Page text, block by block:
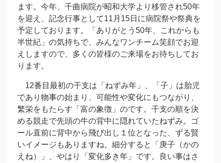
ます。今年、千曲病院が昭和大学より移管され50年
を迎え、記念行事として11月15日に病院祭や祭典を
予定しております。「ありがとう50年、これからも
半世紀」の気持ちで、みんなワンチーム笑顔でお迎
えしますので、多くの皆様のご来場をお待ちしてお
ります。
12番目最初の干支は「ねずみ年」、「子」は胎児
であり物事の始まり、可能性や変化にもつながり、
繁栄をもたらす「富の象徴」のです。干支の順を決
める競走で先頭の牛の背中に隠れていたねずみ。ゴ
ール直前に背中から飛び出し１位となった、ずる賢
いイメージもありますね。細分すると「庚子（かの
えね）」、やはり「変化多き年」です。良い事はさ